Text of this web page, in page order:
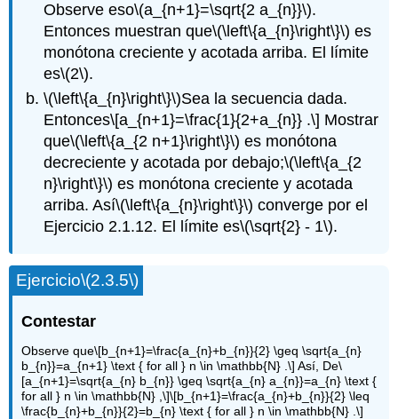
Observe eso\(a_{n+1}=\sqrt{2 a_{n}}\).
Entonces muestran que\(\left\{a_{n}\right\}\) es
monótona creciente y acotada arriba. El límite
es\(2\).
\(\left\{a_{n}\right\}\)Sea la secuencia dada.
Entonces\[a_{n+1}=\frac{1}{2+a_{n}} .\] Mostrar
que\(\left\{a_{2 n+1}\right\}\) es monótona
decreciente y acotada por debajo;\(\left\{a_{2
n}\right\}\) es monótona creciente y acotada
arriba. Así\(\left\{a_{n}\right\}\) converge por el
Ejercicio 2.1.12. El límite es\(\sqrt{2} - 1\).
Ejercicio\(2.3.5\)
Contestar
Observe que\[b_{n+1}=\frac{a_{n}+b_{n}}{2} \geq \sqrt{a_{n}
b_{n}}=a_{n+1} \text { for all } n \in \mathbb{N} .\] Así, De\
[a_{n+1}=\sqrt{a_{n} b_{n}} \geq \sqrt{a_{n} a_{n}}=a_{n} \text {
for all } n \in \mathbb{N} ,\]\[b_{n+1}=\frac{a_{n}+b_{n}}{2} \leq
\frac{b_{n}+b_{n}}{2}=b_{n} \text { for all } n \in \mathbb{N} .\]